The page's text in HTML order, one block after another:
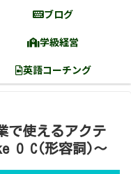
ブログ
学級経営
英語コーチング
で使えるアクテ
O C(形容詞)〜